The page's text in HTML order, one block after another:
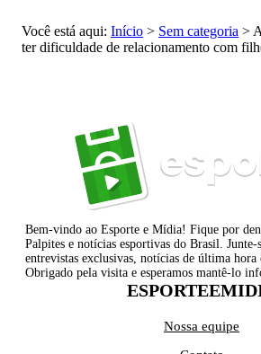
Você está aqui: Início > Sem categoria >
ter dificuldade de relacionamento com
Bem-vindo ao Esporte e Mídia! Fique por
Palpites e notícias esportivas do Brasil. Junte-
entrevistas exclusivas, notícias de última hora
Obrigado pela visita e esperamos mantê-lo
Nossa equipe